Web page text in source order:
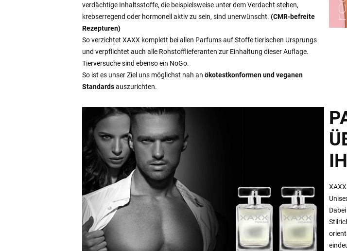
verdächtige Inhaltsstoffe, die beispielsweise unter dem Verdacht stehen,
krebserregend oder hormonell aktiv zu sein, sind unerwünscht.(CMR-befreite
Rezepturen)
So verzichtet XAXX komplett bei allen Parfums auf Stoffe tierischen Ursprungs
und verpflichtet auch alle Rohstofflieferanten zur Einhaltung dieser Auflage.
Tierversuche sind ebenso ein NoGo.
So ist es unser Ziel uns möglichst nah anökotestkonformen und veganen
Standardsauszurichten.